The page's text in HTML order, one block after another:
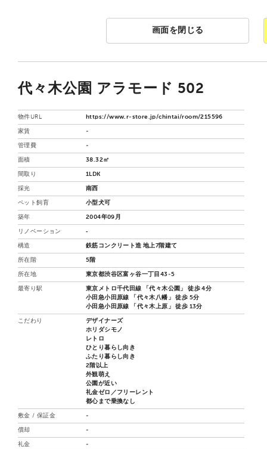
画面を閉じる
代々木公園 アラモード 502
物件URL https://www.r-store.jp/chintai/room/215596
家賃 -
管理費 -
面積 38.32㎡
間取り 1LDK
採光 南西
ペット飼育 小型犬可
築年 2004年09月
リノベーション ‐
構造 鉄筋コンクリート造 地上7階建て
所在階 5階
所在地 東京都渋谷区富ヶ谷一丁目43-5
最寄り駅
東京メトロ千代田線 「代々木公園」 徒歩 4分
小田急小田原線 「代々木八幡」 徒歩 5分
小田急小田原線 「代々木上原」 徒歩 13分
こだわり
デザイナーズ
ホリダシモノ
レトロ
ひとり暮らし向き
ふたり暮らし向き
2階以上
外観萌え
公園が近い
礼金ゼロ／フリーレント
都心まで乗換なし
敷金 / 保証金 -
償却 -
礼金 -